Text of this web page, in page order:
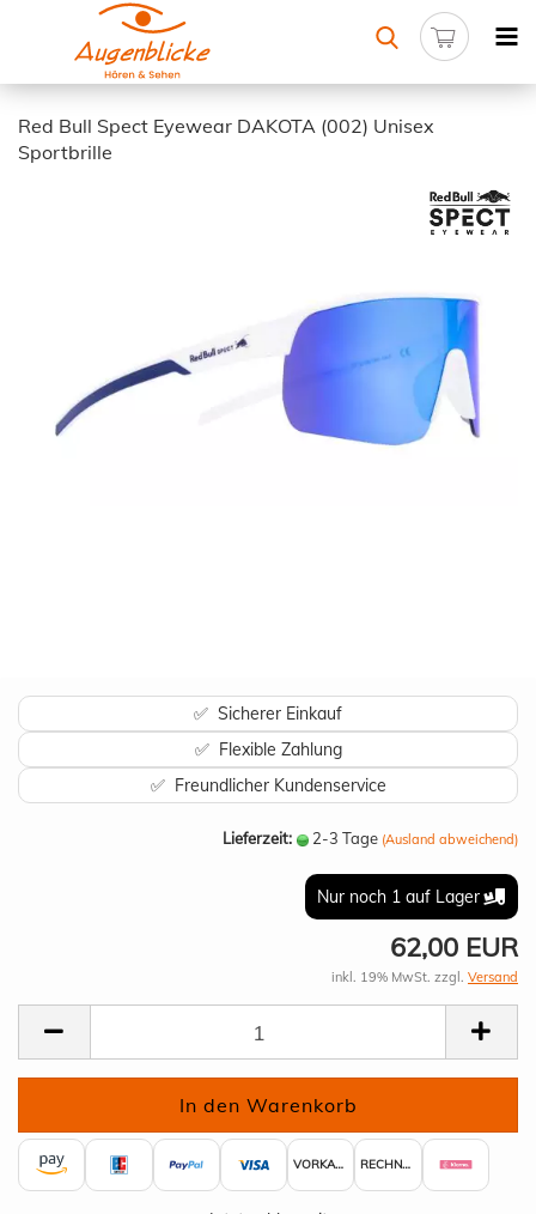
Red Bull Spect Eyewear DAKOTA (002) Unisex
Sportbrille
✅ Sicherer Einkauf
✅ Flexible Zahlung
✅ Freundlicher Kundenservice
Lieferzeit: 2-3 Tage (Ausland abweichend)
Nur noch 1 auf Lager
62,00 EUR
inkl. 19% MwSt. zzgl. Versand
VORKASSE RECHNUNG